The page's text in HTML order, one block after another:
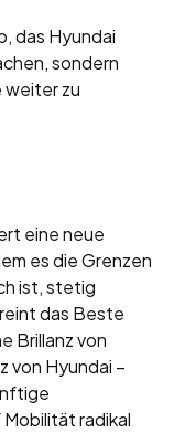
das Hyundai
sondern
weiter zu
eine neue
es die Grenzen
ist, stetig
das Beste
Brillanz von
von Hyundai –
radikal